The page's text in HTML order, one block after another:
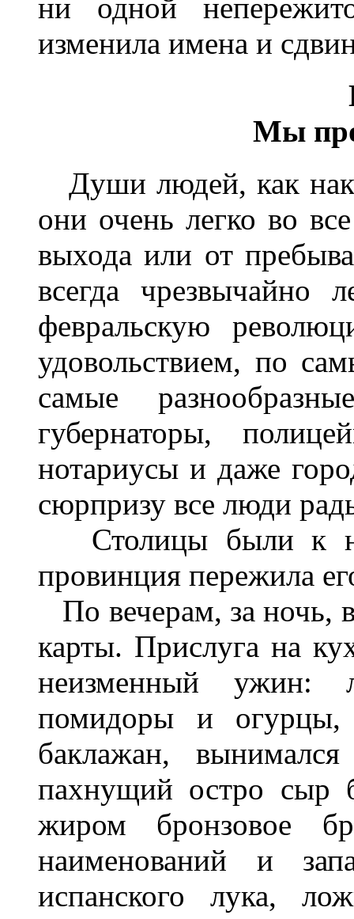
ни одной
изменила имена и
Мы
Души людей, как
они очень легко во
выхода или от
всегда
февральскую
удовольствием, по
самые
губернаторы,
нотариусы и даже
сюрпризу все люди
Столицы были к
провинция пережила
По вечерам, за ночь,
карты. Прислуга на
неизменный ужин:
помидоры и огурцы,
баклажан,
пахнущий остро сыр
жиром бронзовое
наименований и
испанского лука,